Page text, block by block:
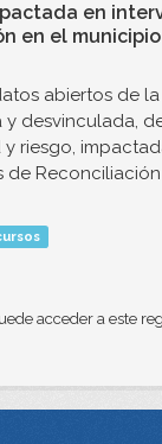
en
en el
abiertos de
y desvinculada,
riesgo,
de
acceder a este